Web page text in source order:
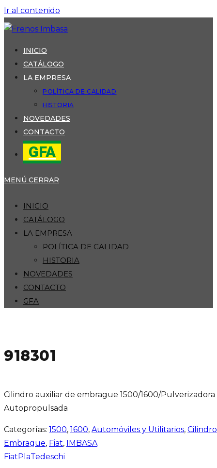
Ir al contenido
INICIO
CATÁLOGO
LA EMPRESA
POLÍTICA DE CALIDAD
HISTORIA
NOVEDADES
CONTACTO
GFA
MENÚ CERRAR
INICIO
CATÁLOGO
LA EMPRESA
POLÍTICA DE CALIDAD
HISTORIA
NOVEDADES
CONTACTO
GFA
918301
Cilindro auxiliar de embrague 1500/1600/Pulverizadora
Autopropulsada
Categorías: 1500, 1600, Automóviles y Utilitarios,
Embrague, Fiat, IMBASA
FiatPlaTedeschi